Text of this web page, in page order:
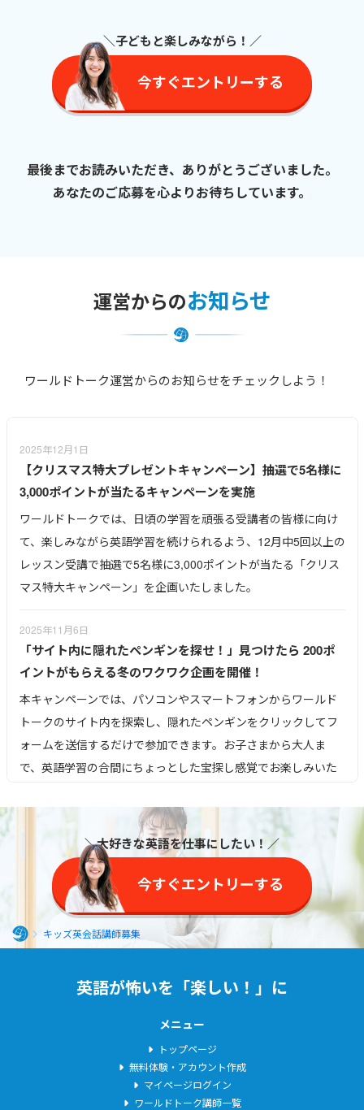
レッスン実施に関するスケジュール等の連絡のため
サービスに係る情報（ニュースレター、キャンペーン情報、
アンケート等）配信のため
講師応募者への情報提供、連絡、通知のため
らへの回答のため
顧客動向の分析、サービス改善のための調査分析のため
また、このページでは、セッション管理の目的でCookie情報を利
前項の目的の範囲内において、かつ、以下に記載する委託対象先
られる者及び協力会社を選定し、個人情報を厳重に且つ細心の注
意を払って管理することを義務付け、徹底いたします。
【委託対象先】
運送業者（キャンペーン等の物品配送のため）
事前にご本人さまに同意をいただけた場合、法令等により開示が
個人情報の登録は、皆様の自由な御判断に任されますが、個人情
報の一部を提供していただかない場合には、各種サービスご案内
御自身の個人情報について、利用目的の通知、開示、訂正、追
加、削除、利用停止、提供停止、消去の請求をおこなう場合は、
株式会社ライトアップ
管理グループマネージャー（個人情報保護管理者）（03-5784-
0700）
＼子どもと楽しみながら ！／
今すぐエントリーする
最後までお読みいただき、ありがとうございました。
あなたのご応募を心よりお待ちしています。
運営からのお知らせ
ワールドトーク運営からのお知らせをチェックしよう！
2025年12月1日
【クリスマス特大プレゼントキャンペーン】抽選で5名様に
3,000ポイントが当たるキャンペーンを実施
ワールドトークでは、日頃の学習を頑張る受講者の皆様に向け
て、楽しみながら英語学習を続けられるよう、12月中5回以上の
レッスン受講で抽選で5名様に3,000ポイントが当たる「クリス
マス特大キャンペーン」を企画いたしました。
2025年11月6日
「サイト内に隠れたペンギンを探せ！」見つけたら 200ポ
イントがもらえる冬のワクワク企画を開催！
本キャンペーンでは、パソコンやスマートフォンからワールド
トークのサイト内を探索し、隠れたペンギンをクリックしてフ
ォームを送信するだけで参加できます。お子さまから大人ま
で、英語学習の合間にちょっとした宝探し感覚でお楽しみいた
2025年11月1日
Kohay先生の「英検準２級絶対基礎力」「英検２級絶対基
礎力」開催
Kohay先生の「英検準２級絶対基礎力」「英検２級絶対基礎
力」開催します。英検準2級、2級を目指す方は是非ご利用くだ
さい。
2025年10月20日
す。TOEIC初心者の方にお勧めです。是非、ご参加ください。
＼大好きな英語を仕事にしたい！／
今すぐエントリーする
キッズ英会話講師募集
英語が怖いを「楽しい！」に
メニュー
トップページ
無料体験・アカウント作成
マイページログイン
ワールドトーク講師一覧